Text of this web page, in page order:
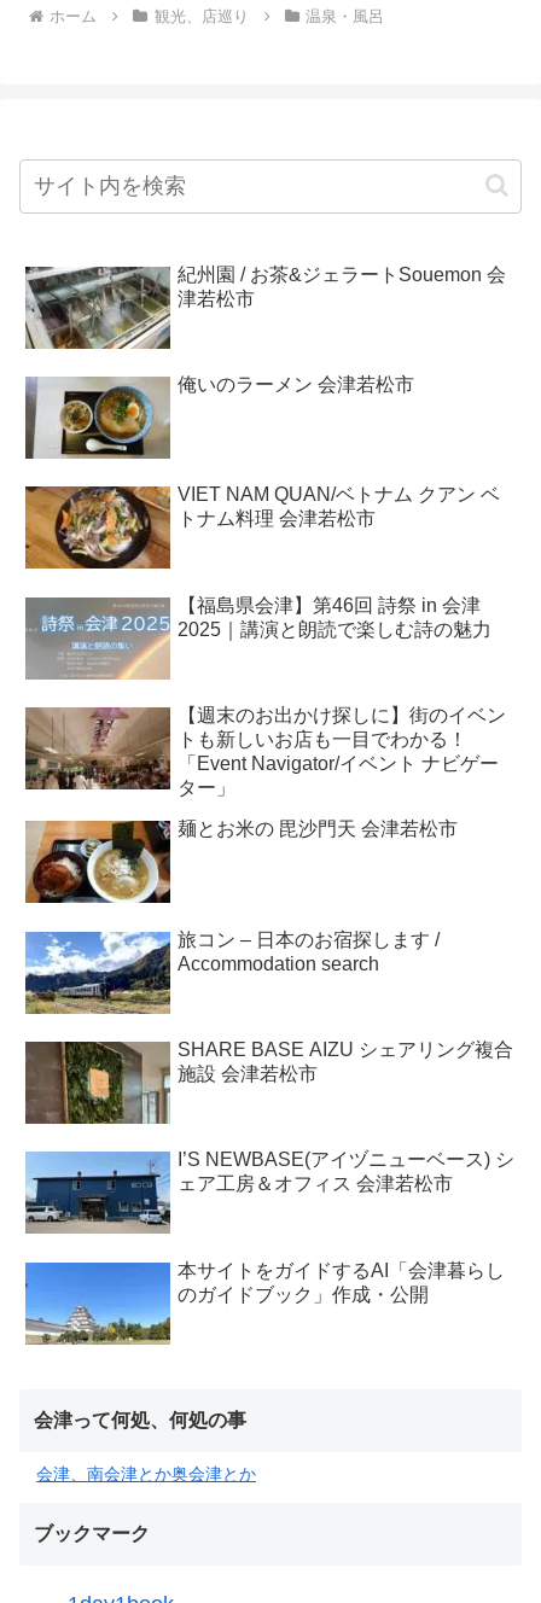
ホーム 観光、店巡り 温泉・風呂
紀州園 / お茶&ジェラートSouemon 会
津若松市
俺いのラーメン 会津若松市
VIET NAM QUAN/ベトナム クアン ベ
トナム料理 会津若松市
【福島県会津】第46回 詩祭 in 会津
2025｜講演と朗読で楽しむ詩の魅力
【週末のお出かけ探しに】街のイベン
トも新しいお店も一目でわかる！
「Event Navigator/イベント ナビゲー
ター」
麺とお米の 毘沙門天 会津若松市
旅コン – 日本のお宿探します /
Accommodation search
SHARE BASE AIZU シェアリング複合
施設 会津若松市
I’S NEWBASE(アイヅニューベース) シ
ェア工房＆オフィス 会津若松市
本サイトをガイドするAI「会津暮らし
のガイドブック」作成・公開
会津って何処、何処の事
会津、南会津とか奥会津とか
ブックマーク